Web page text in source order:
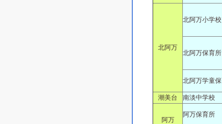
北阿万
北阿万小学校
北阿万保育所
北阿万学童
潮美台 南淡中学校
阿万
阿万保育所